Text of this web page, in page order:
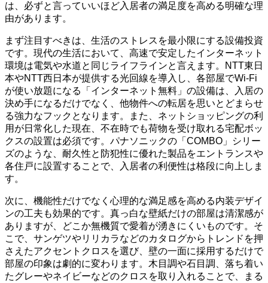
は、必ずと言っていいほど入居者の満足度を高める明確な理
由があります。
まず注目すべきは、生活のストレスを最小限にする設備投資
です。現代の生活において、高速で安定したインターネット
環境は電気や水道と同じライフラインと言えます。NTT東日
本やNTT西日本が提供する光回線を導入し、各部屋でWi-Fi
が使い放題になる「インターネット無料」の設備は、入居の
決め手になるだけでなく、他物件への転居を思いとどまらせ
る強力なフックとなります。また、ネットショッピングの利
用が日常化した現在、不在時でも荷物を受け取れる宅配ボッ
クスの設置は必須です。パナソニックの「COMBO」シリー
ズのような、耐久性と防犯性に優れた製品をエントランスや
各住戸に設置することで、入居者の利便性は格段に向上しま
す。
次に、機能性だけでなく心理的な満足感を高める内装デザイ
ンの工夫も効果的です。真っ白な壁紙だけの部屋は清潔感が
ありますが、どこか無機質で愛着が湧きにくいものです。そ
こで、サンゲツやリリカラなどのカタログからトレンドを押
さえたアクセントクロスを選び、壁の一面に採用するだけで
部屋の印象は劇的に変わります。木目調や石目調、落ち着い
たグレーやネイビーなどのクロスを取り入れることで、まる